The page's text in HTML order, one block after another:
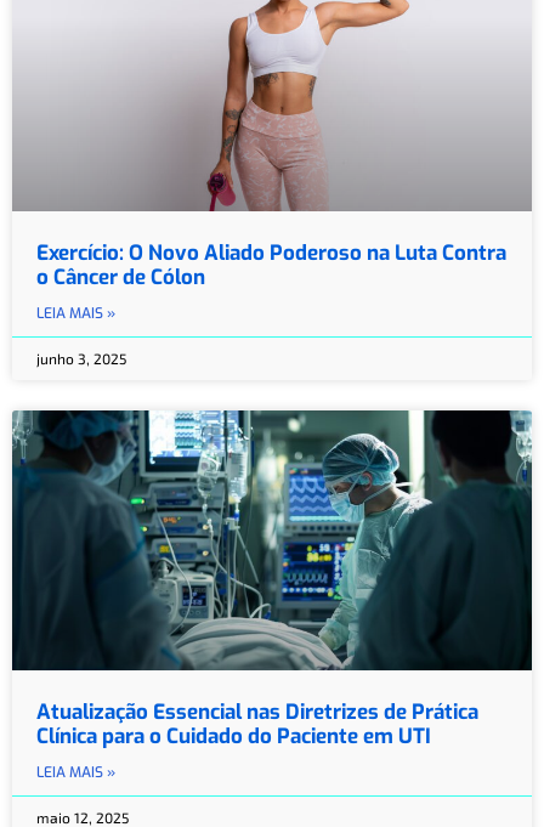
Exercício: O Novo Aliado Poderoso na Luta Contra
o Câncer de Cólon
LEIA MAIS »
junho 3, 2025
Atualização Essencial nas Diretrizes de Prática
Clínica para o Cuidado do Paciente em UTI
LEIA MAIS »
maio 12, 2025